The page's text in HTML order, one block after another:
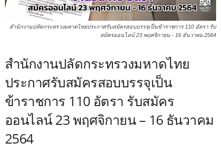
สำนักงานปลัดกระทรวงมหาดไทยประกาศรับสมัครสอบบรรจุเป็นข้าราชการ 110 อัตรา รับ
สมัครออนไลน์ 23 พฤศจิกายน - 16 ธันวาคม 2564
สำนักงานปลัดกระทรวงมหาดไทย
ประกาศรับสมัครสอบบรรจุเป็น
ข้าราชการ 110 อัตรา รับสมัคร
ออนไลน์ 23 พฤศจิกายน – 16 ธันวาคม
2564